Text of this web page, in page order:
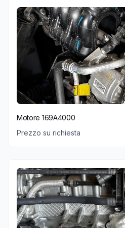
Motore 169A4000
Prezzo su richiesta